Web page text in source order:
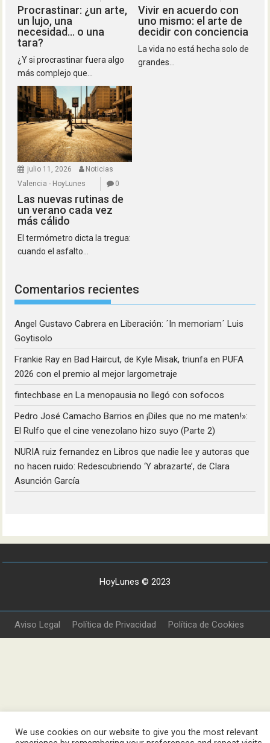
Procrastinar: ¿un arte,
un lujo, una
necesidad… o una
tara?
¿Y si procrastinar fuera algo
más complejo que...
Vivir en acuerdo con
uno mismo: el arte de
decidir con conciencia
La vida no está hecha solo de
grandes...
julio 11, 2026
Noticias
Valencia - HoyLunes
0
Las nuevas rutinas de
un verano cada vez
más cálido
El termómetro dicta la tregua:
cuando el asfalto...
Comentarios recientes
Angel Gustavo Cabrera enLiberación: ´In memoriam´ Luis
Goytisolo
Frankie Ray enBad Haircut, de Kyle Misak, triunfa en PUFA
2026 con el premio al mejor largometraje
fintechbase enLa menopausia no llegó con sofocos
Pedro José Camacho Barrios en¡Diles que no me maten!»:
El Rulfo que el cine venezolano hizo suyo (Parte 2)
NURIA ruiz fernandez enLibros que nadie lee y autoras que
no hacen ruido: Redescubriendo ‘Y abrazarte’, de Clara
Asunción García
HoyLunes © 2023
We use cookies on our website to give you the most relevant
Aviso Legal Política de Privacidad Política de Cookies